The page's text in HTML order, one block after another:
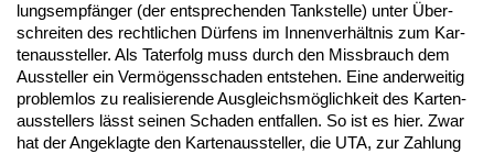
lungs­empfänger (der ent­spre­chen­den Tank­stel­le) un­ter Über­
schrei­ten des recht­li­chen Dürfens im In­nen­verhält­nis zum Kar­
ten­aus­stel­ler. Als Tat­er­folg muss durch den Miss­brauch dem
Aus­stel­ler ein Vermögens­scha­den ent­ste­hen. Ei­ne an­der­wei­tig
pro­blem­los zu rea­li­sie­ren­de Aus­gleichsmöglich­keit des Kar­ten­
aus­stel­lers lässt sei­nen Scha­den ent­fal­len. So ist es hier. Zwar
hat der An­ge­klag­te den Kar­ten­aus­stel­ler, die UTA, zur Zah­lung